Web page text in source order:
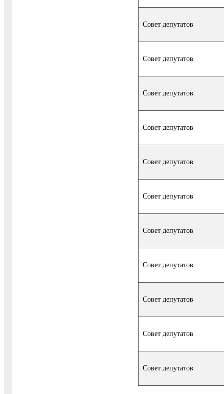
Совет депутатов
Совет депутатов
Совет депутатов
Совет депутатов
Совет депутатов
Совет депутатов
Совет депутатов
Совет депутатов
Совет депутатов
Совет депутатов
Совет депутатов